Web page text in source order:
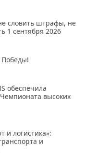
словить штрафы, не
1 сентября 2026
обеспечила
высоких
и логистика»:
и